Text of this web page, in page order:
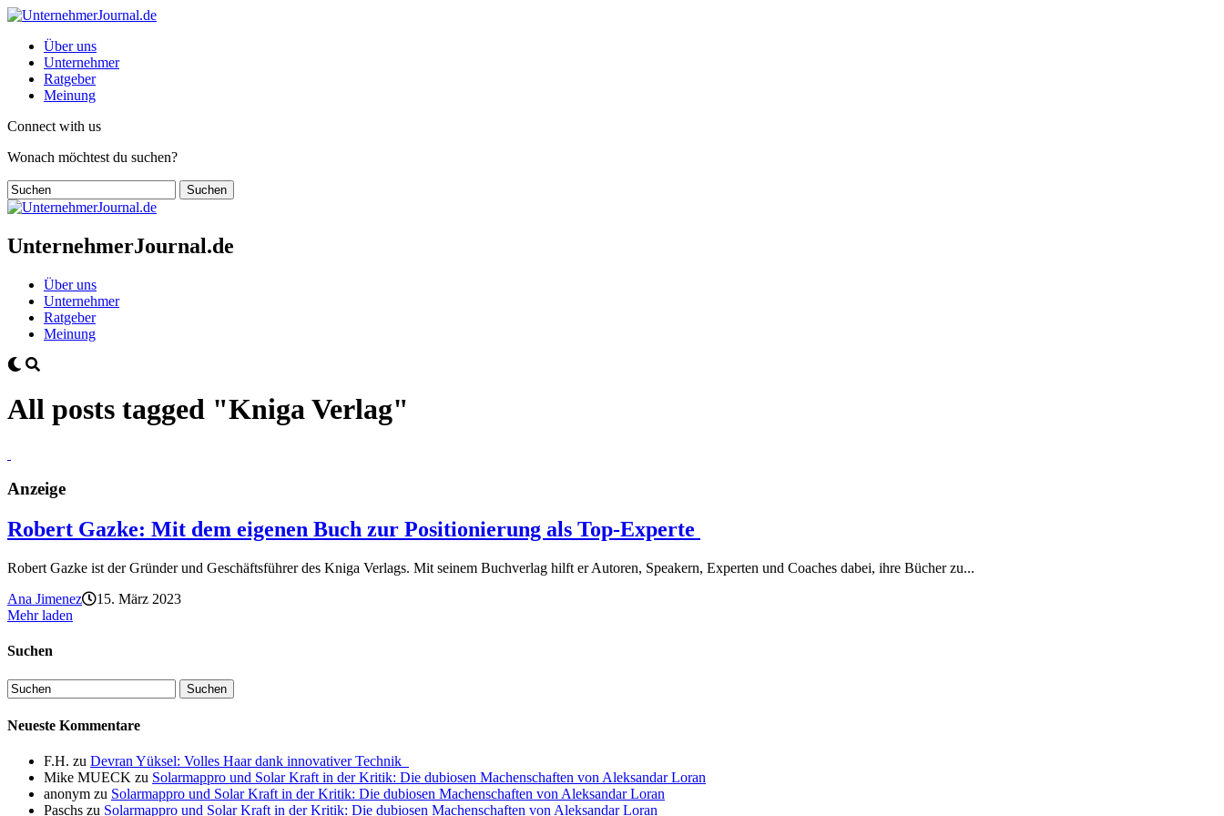
Über uns
Unternehmer
Ratgeber
Meinung
Connect with us
Wonach möchtest du suchen?
UnternehmerJournal.de
Über uns
Unternehmer
Ratgeber
Meinung
All posts tagged "Kniga Verlag"
Anzeige
Robert Gazke: Mit dem eigenen Buch zur Positionierung als Top-Experte
Robert Gazke ist der Gründer und Geschäftsführer des Kniga Verlags. Mit seinem Buchverlag hilft er Autoren, Speakern, Experten und Coaches dabei, ihre Bücher zu...
Ana Jimenez
15. März 2023
Mehr laden
Suchen
Neueste Kommentare
F.H. zu Devran Yüksel: Volles Haar dank innovativer Technik
Mike MUECK zu Solarmappro und Solar Kraft in der Kritik: Die dubiosen Machenschaften von Aleksandar Loran
anonym zu Solarmappro und Solar Kraft in der Kritik: Die dubiosen Machenschaften von Aleksandar Loran
Paschs zu Solarmappro und Solar Kraft in der Kritik: Die dubiosen Machenschaften von Aleksandar Loran